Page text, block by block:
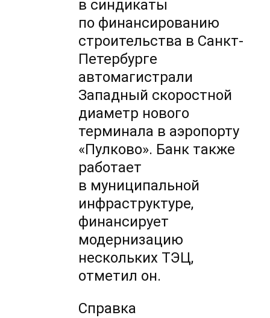
в синдикаты
по финансированию
строительства в Санкт-
Петербурге
автомагистрали
Западный скоростной
диаметр нового
терминала в аэропорту
«Пулково». Банк также
работает
в муниципальной
инфраструктуре,
финансирует
модернизацию
нескольких ТЭЦ,
отметил он.
Справка